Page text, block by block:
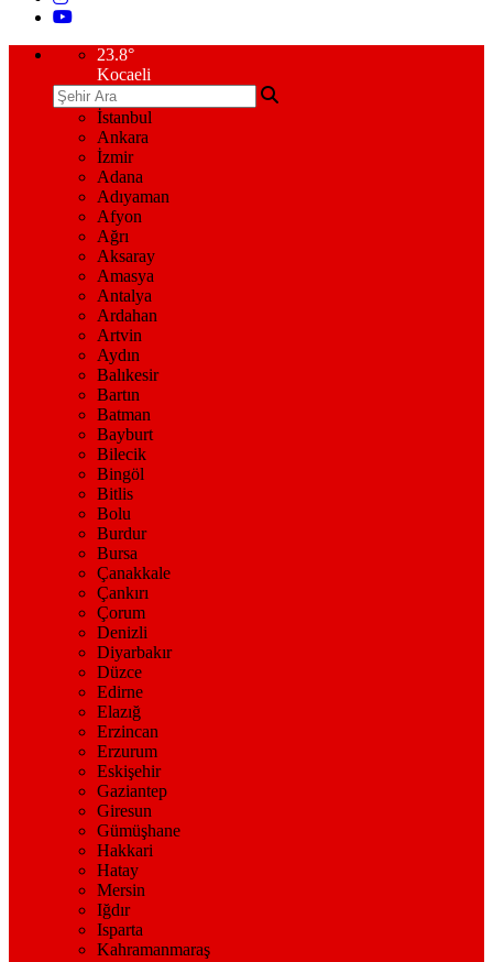
23.8°
Kocaeli
İstanbul
Ankara
İzmir
Adana
Adıyaman
Afyon
Ağrı
Aksaray
Amasya
Antalya
Ardahan
Artvin
Aydın
Balıkesir
Bartın
Batman
Bayburt
Bilecik
Bingöl
Bitlis
Bolu
Burdur
Bursa
Çanakkale
Çankırı
Çorum
Denizli
Diyarbakır
Düzce
Edirne
Elazığ
Erzincan
Erzurum
Eskişehir
Gaziantep
Giresun
Gümüşhane
Hakkari
Hatay
Mersin
Iğdır
Isparta
Kahramanmaraş